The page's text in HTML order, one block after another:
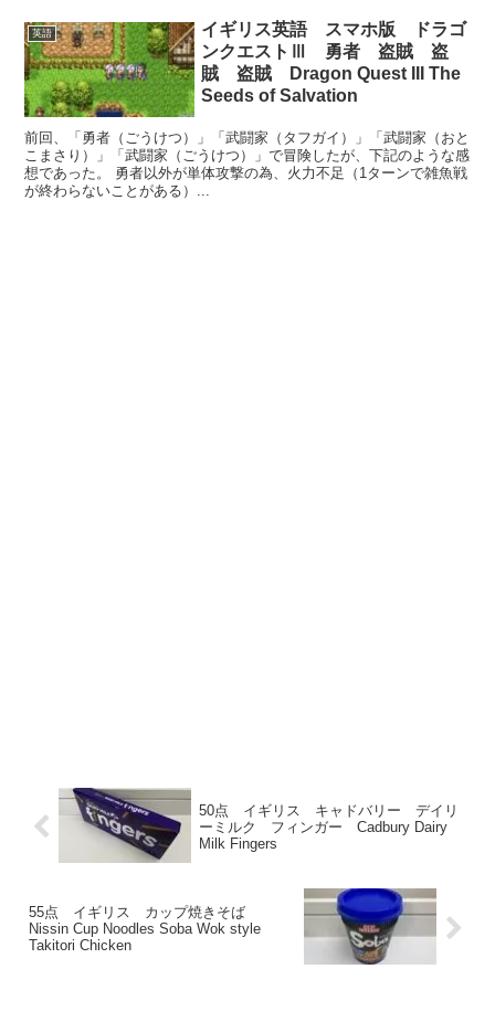
英語
イギリス英語 スマホ版 ドラゴ
ンクエストⅢ 勇者 盗賊 盗
賊 盗賊 Dragon Quest III The
Seeds of Salvation
前回、「勇者（ごうけつ）」「武闘家（タフガイ）」「武闘家（おと
こまさり）」「武闘家（ごうけつ）」で冒険したが、下記のような感
想であった。 勇者以外が単体攻撃の為、火力不足（1ターンで雑魚戦
が終わらないことがある）...
50点 イギリス キャドバリー デイリ
ーミルク フィンガー Cadbury Dairy
Milk Fingers
55点 イギリス カップ焼きそば
Nissin Cup Noodles Soba Wok style
Takitori Chicken